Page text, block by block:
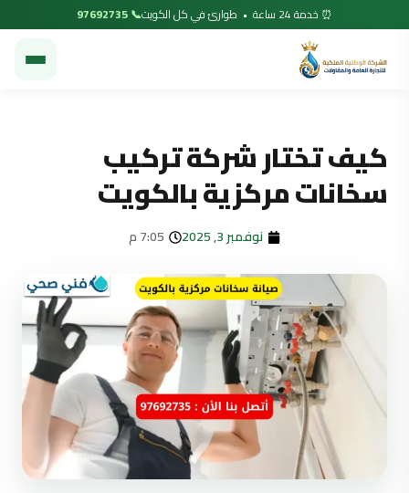
⏰ خدمة 24 ساعة • طوارئ في كل الكويت 📞 97692735
كيف تختار شركة تركيب
سخانات مركزية بالكويت
نوفمبر 3, 2025 7:05 م